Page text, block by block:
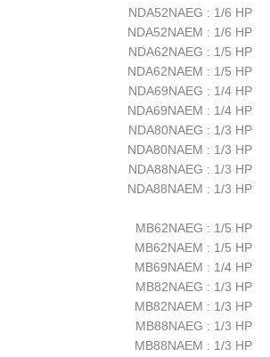
NDA52NAEG : 1/6 HP
NDA52NAEM : 1/6 HP
NDA62NAEG : 1/5 HP
NDA62NAEM : 1/5 HP
NDA69NAEG : 1/4 HP
NDA69NAEM : 1/4 HP
NDA80NAEG : 1/3 HP
NDA80NAEM : 1/3 HP
NDA88NAEG : 1/3 HP
NDA88NAEM : 1/3 HP
MB62NAEG : 1/5 HP
MB62NAEM : 1/5 HP
MB69NAEM : 1/4 HP
MB82NAEG : 1/3 HP
MB82NAEM : 1/3 HP
MB88NAEG : 1/3 HP
MB88NAEM : 1/3 HP